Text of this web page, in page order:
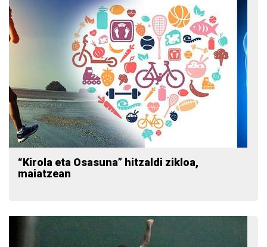
“Kirola eta Osasuna” hitzaldi zikloa,
maiatzean